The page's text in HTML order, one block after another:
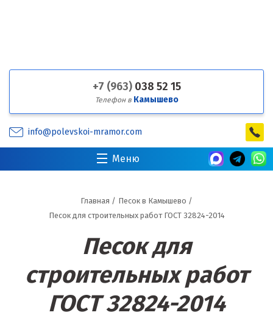
+7 (963) 038 52 15
Телефон в Камышево
info@polevskoi-mramor.com
Меню
Главная / Песок в Камышево /
Песок для строительных работ ГОСТ 32824-2014
Песок для
строительных работ
ГОСТ 32824-2014